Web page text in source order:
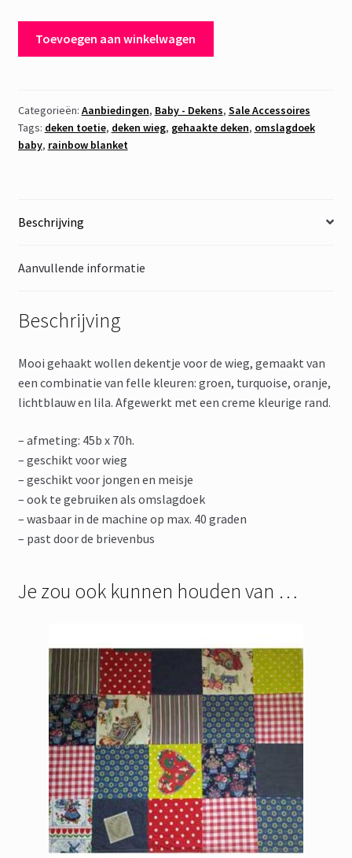
€ 59,95.€ 44,95.
1
aantal
Toevoegen aan winkelwagen
Categorieën: Aanbiedingen, Baby - Dekens, Sale Accessoires
Tags: deken toetie, deken wieg, gehaakte deken, omslagdoek
baby, rainbow blanket
Beschrijving
Aanvullende informatie
Beschrijving
Mooi gehaakt wollen dekentje voor de wieg, gemaakt van
een combinatie van felle kleuren: groen, turquoise, oranje,
lichtblauw en lila. Afgewerkt met een creme kleurige rand.
– afmeting: 45b x 70h.
– geschikt voor wieg
– geschikt voor jongen en meisje
– ook te gebruiken als omslagdoek
– wasbaar in de machine op max. 40 graden
– past door de brievenbus
Je zou ook kunnen houden van …